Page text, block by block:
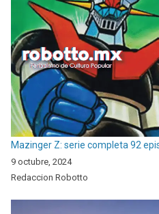
Mazinger Z: serie completa 92
9 octubre, 2024
Redaccion Robotto